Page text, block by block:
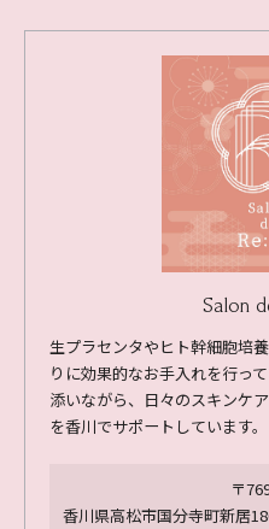
Salon
生プラセンタやヒト幹細胞培
りに効果的なお手入れを行っ
添いながら、日々のスキンケ
を香川でサポートしています。
〒
香川県高松市国分寺町新居